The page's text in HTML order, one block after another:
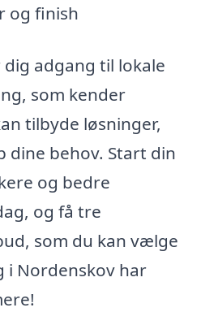
og finish
adgang til lokale
som kender
tilbyde løsninger,
dine behov. Start din
og bedre
og få tre
som du kan vælge
i Nordenskov har